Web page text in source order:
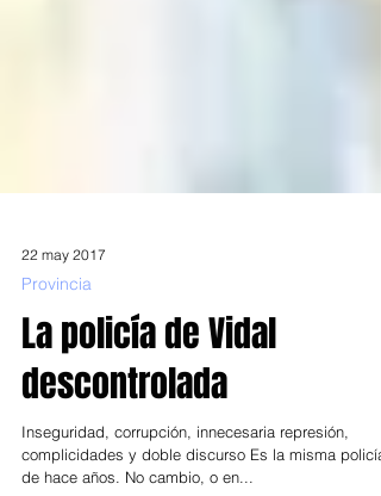
22 may 2017
Provincia
La policía de Vidal
descontrolada